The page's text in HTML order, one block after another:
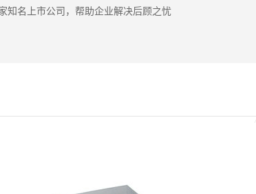
知名上市公司，帮助企业解决后顾之忧